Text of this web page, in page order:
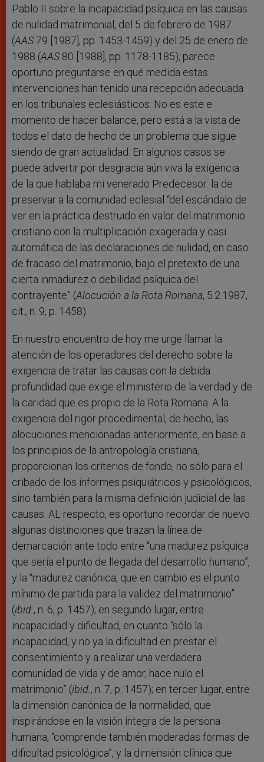
Pablo II sobre la incapacidad psíquica en las causas
de nulidad matrimonial, del 5 de febrero de 1987
(AAS79 [1987], pp. 1453-1459) y del 25 de enero de
1988 (AAS 80 [1988], pp. 1178-1185), parece
oportuno preguntarse en qué medida estas
intervenciones han tenido una recepción adecuada
en los tribunales eclesiásticos. No es este e
momento de hacer balance, pero está a la vista de
todos el dato de hecho de un problema que sigue
siendo de gran actualidad. En algunos casos se
puede advertir por desgracia aún viva la exigencia
de la que hablaba mi venerado Predecesor: la de
preservar a la comunidad eclesial “del escándalo de
ver en la práctica destruido en valor del matrimonio
cristiano con la multiplicación exagerada y casi
automática de las declaraciones de nulidad, en caso
de fracaso del matrimonio, bajo el pretexto de una
cierta inmadurez o debilidad psíquica del
contrayente” (Alocución a la Rota Romana, 5.2.1987,
cit., n. 9, p. 1458).
En nuestro encuentro de hoy me urge llamar la
atención de los operadores del derecho sobre la
exigencia de tratar las causas con la debida
profundidad que exige el ministerio de la verdad y de
la caridad que es propio de la Rota Romana. A la
exigencia del rigor procedimental, de hecho, las
alocuciones mencionadas anteriormente, en base a
los principios de la antropología cristiana,
proporcionan los criterios de fondo, no sólo para el
cribado de los informes psiquiátricos y psicológicos,
sino también para la misma definición judicial de las
causas. AL respecto, es oportuno recordar de nuevo
algunas distinciones que trazan la línea de
demarcación ante todo entre “una madurez psíquica
que sería el punto de llegada del desarrollo humano”,
y la “madurez canónica, que en cambio es el punto
mínimo de partida para la validez del matrimonio”
(ibid., n. 6, p. 1457); en segundo lugar, entre
incapacidad y dificultad, en cuanto “sólo la
incapacidad, y no ya la dificultad en prestar el
consentimiento y a realizar una verdadera
comunidad de vida y de amor, hace nulo el
matrimonio” (ibid., n. 7, p. 1457); en tercer lugar, entre
la dimensión canónica de la normalidad, que
inspirándose en la visión íntegra de la persona
humana, “comprende también moderadas formas de
dificultad psicológica”, y la dimensión clínica que